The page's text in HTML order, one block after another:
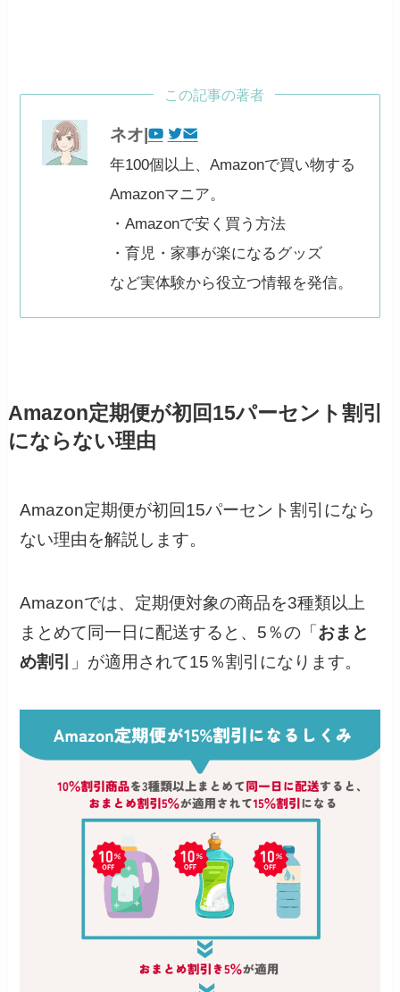
この記事の著者
ネオ|
年100個以上、Amazonで買い物する
Amazonマニア。
・Amazonで安く買う方法
・育児・家事が楽になるグッズ
など実体験から役立つ情報を発信。
Amazon定期便が初回15パーセント割引
にならない理由
Amazon定期便が初回15パーセント割引になら
ない理由を解説します。
Amazonでは、定期便対象の商品を3種類以上
まとめて同一日に配送すると、5％の「おまと
め割引
」が適用されて15％割引になります。